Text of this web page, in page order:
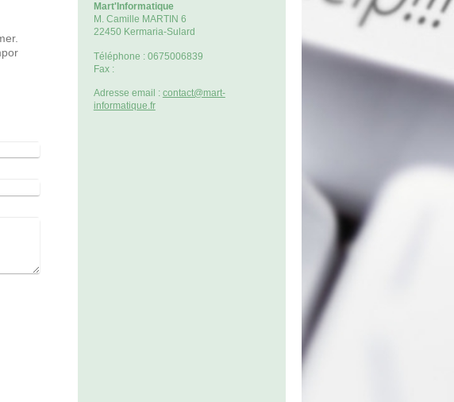
Mart'Informatique
M. Camille MARTIN 6
22450 Kermaria-Sulard
Téléphone : 0675006839
Fax :
Adresse email : contact@mart-
informatique.fr